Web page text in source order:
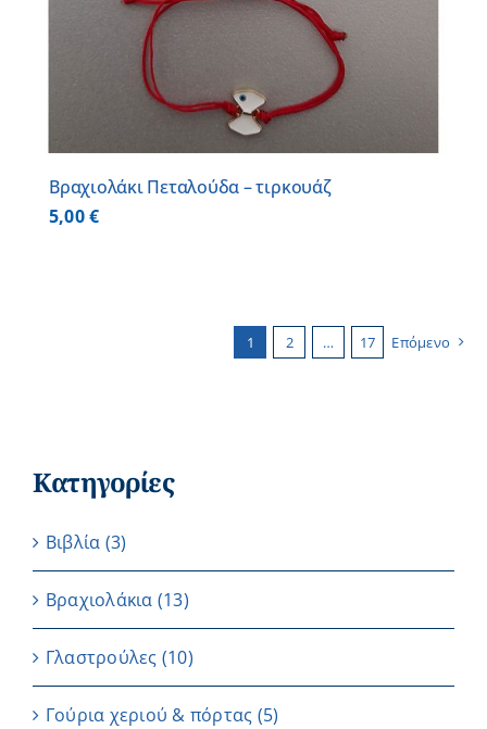
Βραχιολάκι Πεταλούδα – τιρκουάζ
5,00€
1 2 … 17 Επόμενο
Κατηγορίες
Βιβλία (3)
Βραχιολάκια (13)
Γλαστρούλες (10)
Γούρια χεριού & πόρτας (5)